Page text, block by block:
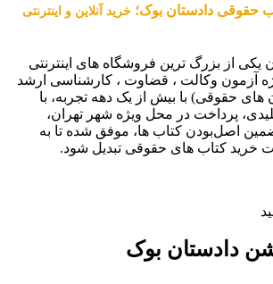
حقوقی دادستان بوک؛ خرید آنلاین و اینترنتی
یکی از بزرگ ترین فروشگاه های اینترنتی
آزمون وکالت ، قضاوت ، کارشناسی ارشد
های حقوقی) با بیش از یک دهه تجربه، با
پرداخت در محل ویژه شهر تهران،
اصل‌بودن کتاب ها، موفق شده تا به
خرید کتاب های حقوقی تبدیل شود.
دادستان بوک